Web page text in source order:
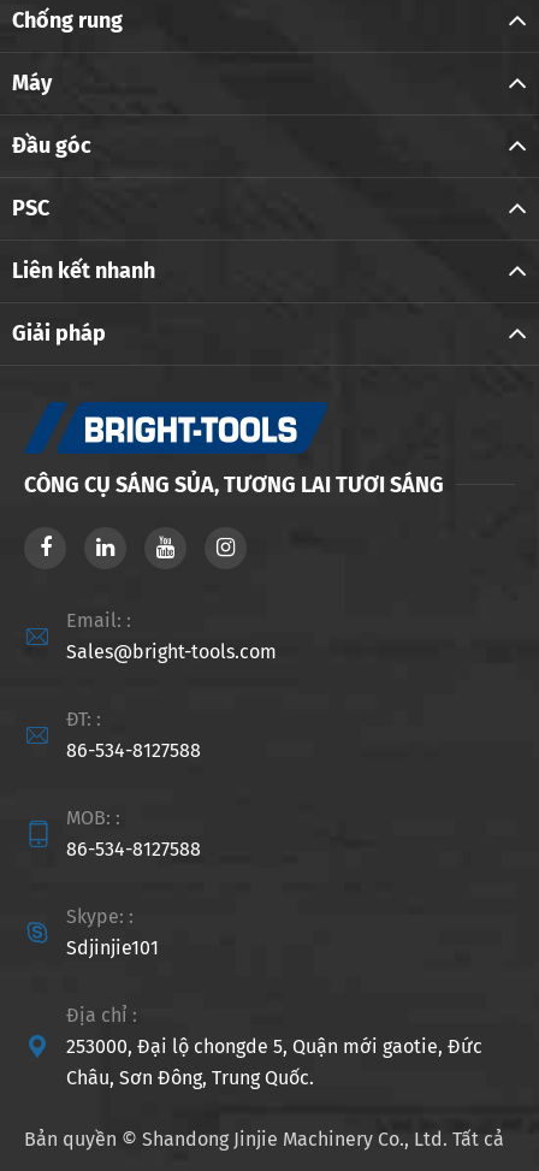
Chống rung
Máy
Đầu góc
PSC
Liên kết nhanh
Giải pháp
CÔNG CỤ SÁNG SỦA, TƯƠNG LAI TƯƠI SÁNG

Email: :
Sales@bright-tools.com

ĐT: :
86-534-8127588

MOB: :
86-534-8127588

Skype: :
Sdjinjie101

Địa chỉ :
253000, Đại lộ chongde 5, Quận mới gaotie, Đức
Châu, Sơn Đông, Trung Quốc.
Bản quyền © Shandong Jinjie Machinery Co., Ltd. Tất cả